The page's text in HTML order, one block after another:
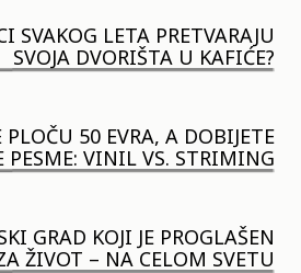
SVAKOG LETA PRETVARAJU
SVOJA DVORIŠTA U KAFIĆE?
PLOČU 50 EVRA, A DOBIJETE
PESME: VINIL VS. STRIMING
GRAD KOJI JE PROGLAŠEN
ŽIVOT – NA CELOM SVETU